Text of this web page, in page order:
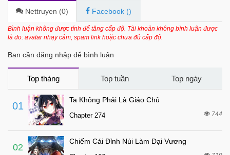
Chapter 83 2 tháng trước
Chapter 82 2 tháng trước
2 tháng trước
Chapter 79 2 tháng trước
Chapter 78
Chapter 77
Chapter 76
Chapter 75 2 tháng trước
Nettruyen (0) Facebook ()
Bình luận không được tính để tăng cấp độ. Tài khoản không bình luận được
là do: avatar nhạy cảm, spam link hoặc chưa đủ cấp độ.
Bạn cần đăng nhập để bình luận
Top tháng Top tuần Top ngày
01
Ta Không Phải Là Giáo Chủ
Chapter 274 744
02
Chiếm Cái Đỉnh Núi Làm Đại Vương